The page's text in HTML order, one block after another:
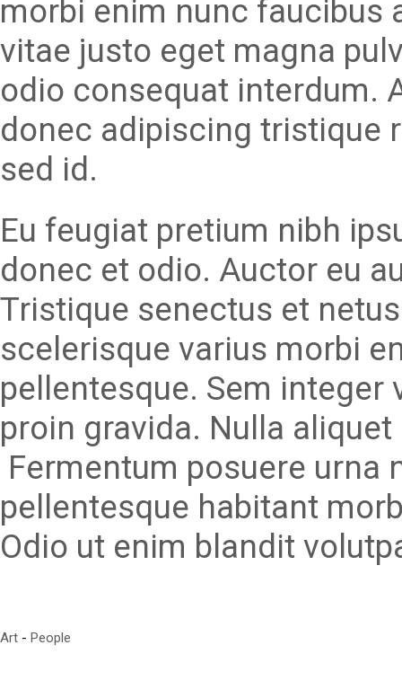
morbi enim nunc faucibus
vitae justo eget magna
odio consequat interdum.
donec adipiscing tristique
sed id.
Eu feugiat pretium nibh
donec et odio. Auctor eu
Tristique senectus et
scelerisque varius morbi
pellentesque. Sem
proin gravida. Nulla
Fermentum posuere urna
pellentesque habitant
Odio ut enim blandit
Art People